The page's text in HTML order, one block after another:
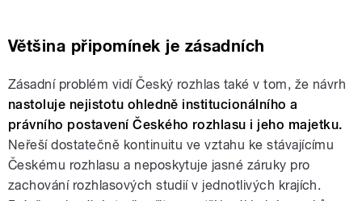
Většina připomínek je zásadních
Zásadní problém vidí Český rozhlas také v tom, že návrh
nastoluje nejistotu ohledně institucionálního a
právního postavení Českého rozhlasu i jeho majetku.
Neřeší dostatečně kontinuitu ve vztahu ke stávajícímu
Českému rozhlasu a neposkytuje jasné záruky pro
zachování rozhlasových studií v jednotlivých krajích.